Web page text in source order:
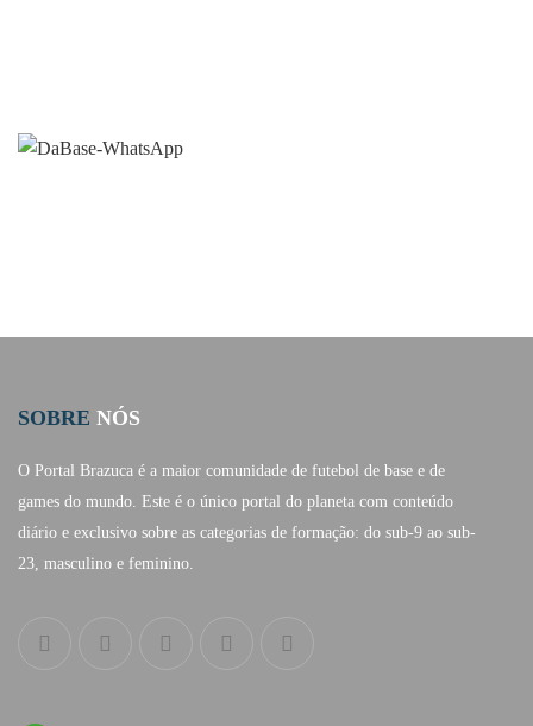
SOBRE NÓS
O Portal Brazuca é a maior comunidade de futebol de base e de
games do mundo. Este é o único portal do planeta com conteúdo
diário e exclusivo sobre as categorias de formação: do sub-9 ao sub-
23, masculino e feminino.